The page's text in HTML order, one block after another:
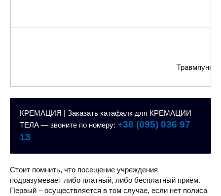
Травмпункт
КРЕМАЦИЯ | Заказать катафалк для КРЕМАЦИИ
ТЕЛА — звоните по номеру: +38 (095) 036 97
13
Стоит помнить, что посещение учреждения
подразумевает либо платный, либо бесплатный приём.
Первый – осуществляется в том случае, если нет полиса